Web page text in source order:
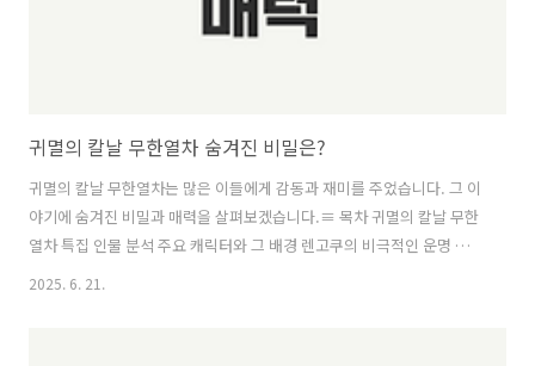
귀멸의 칼날 무한열차 숨겨진 비밀은?
귀멸의 칼날 무한열차는 많은 이들에게 감동과 재미를 주었습니다. 그 이
야기에 숨겨진 비밀과 매력을 살펴보겠습니다.≡ 목차 귀멸의 칼날 무한
열차 특집 인물 분석 주요 캐릭터와 그 배경 렌고쿠의 비극적인 운명 아
카자의 숨겨진 의도 무한열차의 상징적 의미와 주제 생명과 죽음의 대결
2025. 6. 21.